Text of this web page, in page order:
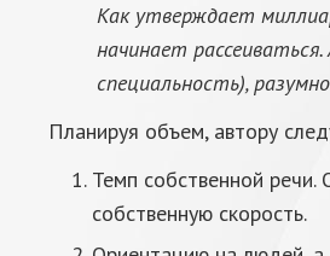
Как утверждает
начинает
специальность),
Планируя объем, автору
Темп собственной
собственную скорость.